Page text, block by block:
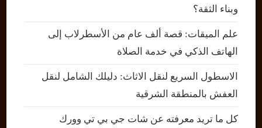
وبناء الثقة؟
علم الميقات: قصة ألف عام من الأسطرلاب إلى
الهاتف الذكي في خدمة الصلاة
الاسطول السريع لنقل الاثاث: دليلك الشامل لنقل
العفش بالمنطقة الشرقية
كل ما تريد معرفته عن شات جي بي تي وورك